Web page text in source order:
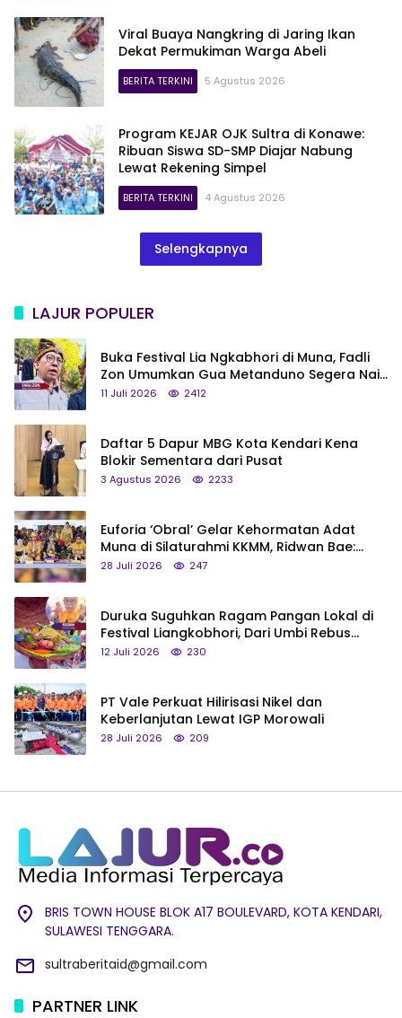
Viral Buaya Nangkring di Jaring Ikan
Dekat Permukiman Warga Abeli
BERITA TERKINI 5 Agustus 2026
Program KEJAR OJK Sultra di Konawe:
Ribuan Siswa SD-SMP Diajar Nabung
Lewat Rekening Simpel
BERITA TERKINI 4 Agustus 2026
Selengkapnya
LAJUR POPULER
Buka Festival Lia Ngkabhori di Muna, Fadli
Zon Umumkan Gua Metanduno Segera Naik
Status Jadi Cagar Budaya Nasional
11 Juli 2026 2412
Daftar 5 Dapur MBG Kota Kendari Kena
Blokir Sementara dari Pusat
3 Agustus 2026 2233
Euforia ‘Obral’ Gelar Kehormatan Adat
Muna di Silaturahmi KKMM, Ridwan Bae:
Saya Bukan Tipe Begitu, Belum Pantas!
28 Juli 2026 247
Duruka Suguhkan Ragam Pangan Lokal di
Festival Liangkobhori, Dari Umbi Rebus
hingga Tumpeng Beras Muna
12 Juli 2026 230
PT Vale Perkuat Hilirisasi Nikel dan
Keberlanjutan Lewat IGP Morowali
28 Juli 2026 209
BRIS TOWN HOUSE BLOK A17 BOULEVARD, KOTA KENDARI,
SULAWESI TENGGARA.
sultraberitaid@gmail.com
PARTNER LINK